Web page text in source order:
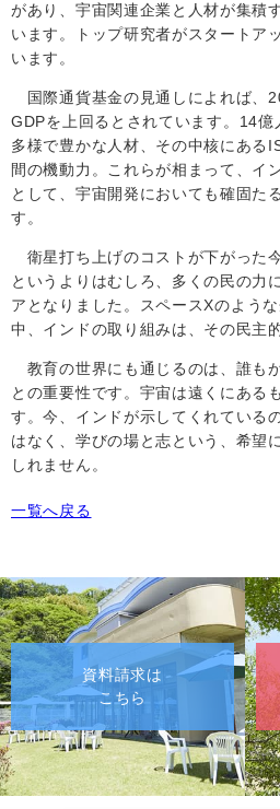
があり、宇宙関連企業と人材が集積
います。トップ研究者がスタートア
います。
国際通貨基金の見通しによれば、
GDPを上回るとされています。 14億
多様で豊かな人材、その中核にある
間の機動力。これらが相まって、イ
として、宇宙開発においても確固た
す。
衛星打ち上げのコストが下がった
というよりはむしろ、多くの民の力
アとなりました。スペースXのよう
中、インドの取り組みは、その民主
教育の世界にも通じるのは、誰も
との重要性です。宇宙は遠くにある
す。今、インドが示してくれている
はなく、学びの場と志という、希望
しれません。
一覧へ戻る
資料請求は
こちら